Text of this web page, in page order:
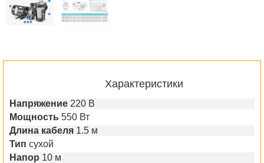
Характеристики
Напряжение 220 В
Мощность 550 Вт
Длина кабеля 1.5 м
Тип сухой
Напор 10 м